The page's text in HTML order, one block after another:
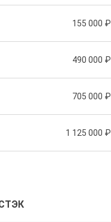
155 000 ₽
490 000 ₽
705 000 ₽
1 125 000 ₽